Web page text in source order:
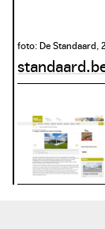
foto: De Standaard,